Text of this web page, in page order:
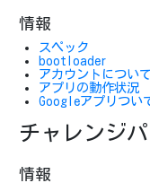
情報
スペック
bootloader
アカウントについて
アプリの動作状況
Googleアプリつい
チャレンジパ
情報